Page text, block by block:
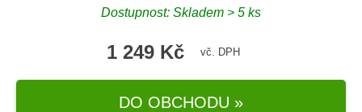
Dostupnost: Skladem > 5 ks
1 249 Kč vč. DPH
DO OBCHODU »